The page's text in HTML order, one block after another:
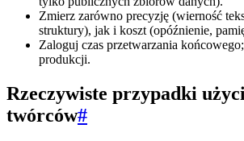
Zmierz zarówno precyzję (wierność
struktury), jak i koszt (opóźnienie,
Zaloguj czas przetwarzania
produkcji.
Rzeczywiste przypadki
twórców#